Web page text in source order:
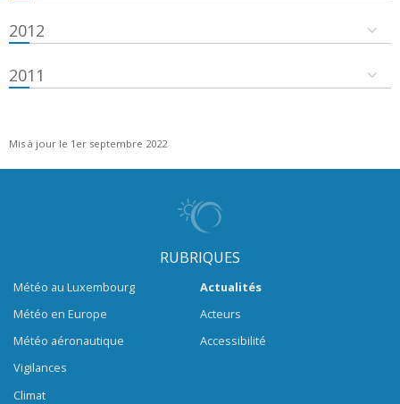
2012
2011
Mis à jour le 1er septembre 2022
RUBRIQUES
Météo au Luxembourg
Météo en Europe
Météo aéronautique
Vigilances
Climat
Actualités
Acteurs
Accessibilité